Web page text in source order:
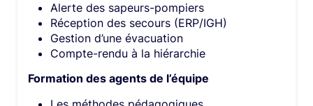
Alerte des sapeurs-pompiers​
Réception des secours (ERP/IGH)​
Gestion d’une évacuation​
Compte-rendu à la hiérarchie​
Formation des agents de l’équipe ​